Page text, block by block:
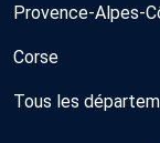
Provence-Alpes-
Corse
Tous les